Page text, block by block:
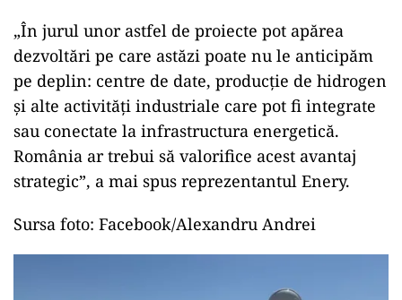
„În jurul unor astfel de proiecte pot apărea
dezvoltări pe care astăzi poate nu le anticipăm
pe deplin: centre de date, producție de hidrogen
și alte activități industriale care pot fi integrate
sau conectate la infrastructura energetică.
România ar trebui să valorifice acest avantaj
strategic”, a mai spus reprezentantul Enery.
Sursa foto: Facebook/Alexandru Andrei